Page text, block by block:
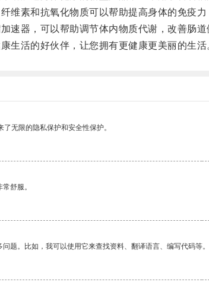
素和抗氧化物质可以帮助提高身体的免疫力
器，可以帮助调节体内物质代谢，改善肠道
活的好伙伴，让您拥有更健康更美丽的生活
无限的隐私保护和安全性保护。
舒服。
题。比如，我可以使用它来查找资料、翻译语言、编写代码等。